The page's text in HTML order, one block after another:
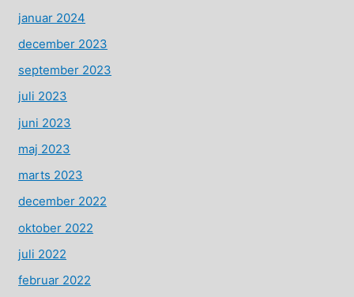
januar 2024
december 2023
september 2023
juli 2023
juni 2023
maj 2023
marts 2023
december 2022
oktober 2022
juli 2022
februar 2022